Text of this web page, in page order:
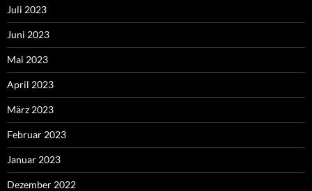
Juli 2023
Juni 2023
Mai 2023
April 2023
März 2023
Februar 2023
Januar 2023
Dezember 2022